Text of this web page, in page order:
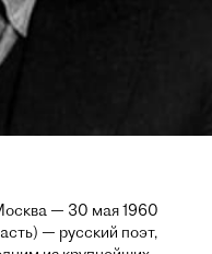
— 30 мая 1960
— русский поэт,